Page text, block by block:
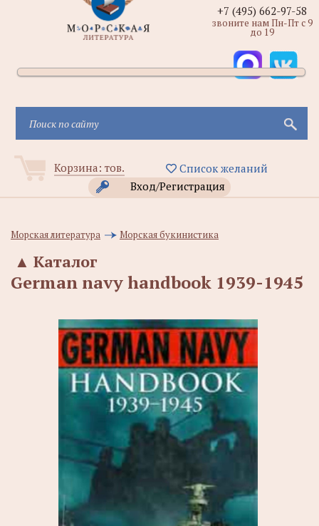
Корзина: тов.
Список желаний
Вход/Регистрация
+7 (495) 662-97-58
звоните нам Пн-Пт с 9
до 19
Морская литература Морская букинистика
Каталог
▲
German navy handbook 1939-1945